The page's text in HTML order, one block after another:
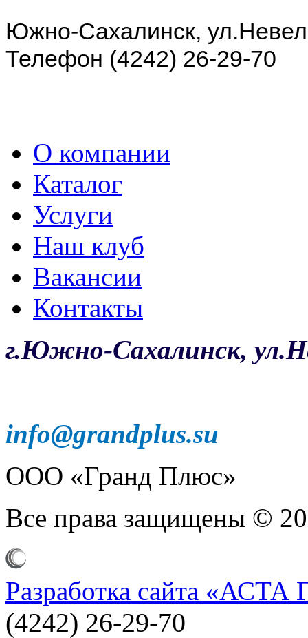
Южно-Сахалинск,
Телефон (4242) 26-29-70
О компании
Каталог
Услуги
Наш клуб
Вакансии
Контакты
г.Южно-Сахалинск,
info@grandplus.su
ООО «Гранд Плюс»
Все права защищены ©
Разработка сайта «АСТА
(4242) 26-29-70